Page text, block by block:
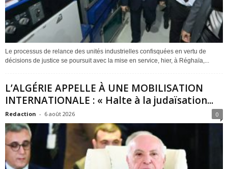
Le processus de relance des unités industrielles confisquées en vertu de
décisions de justice se poursuit avec la mise en service, hier, à Réghaïa,...
L’ALGÉRIE APPELLE À UNE MOBILISATION
INTERNATIONALE : « Halte à la judaïsation...
Redaction - 6 août 2026 0